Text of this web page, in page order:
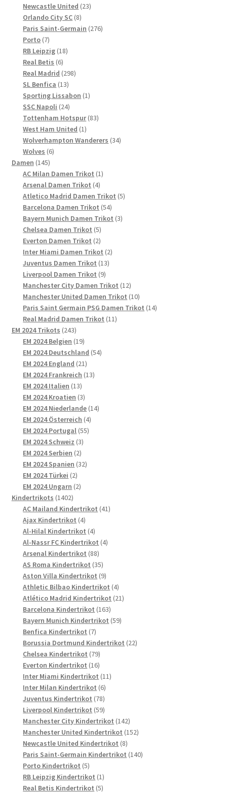
Newcastle United 2323
Orlando City SC 88
Produkte
Paris Saint-Germain 276276
Porto 77
Produkte
RB Leipzig 1818
Real Betis 66
Produkte
Real Madrid 298298
SL Benfica 1313
Produkte
Sporting Lissabon 11
SSC Napoli 2424
Produkte
Tottenham Hotspur 8383
West Ham United 11
Produkt
Wolverhampton Wanderers 3434
Wolves 66
Damen 145145
Produkte
AC Milan Damen Trikot 11
Arsenal Damen Trikot 44
Produkte
Atletico Madrid Damen Trikot 55
Barcelona Damen Trikot 5454
Produkte
Bayern Munich Damen Trikot 33
Chelsea Damen Trikot 55
Produkte
Everton Damen Trikot 22
Produkte
Inter Miami Damen Trikot 22
Juventus Damen Trikot 1313
Liverpool Damen Trikot 99
Produkte
Manchester City Damen Trikot 1212
Produkte
Manchester United Damen Trikot 1010
Produkte
Paris Saint Germain PSG Damen Trikot 1414
Real Madrid Damen Trikot 1111
EM 2024 Trikots 243243
Produkte
EM 2024 Belgien 1919
Produkte
EM 2024 Deutschland 5454
EM 2024 England 2121
Produkte
EM 2024 Frankreich 1313
EM 2024 Italien 1313
Produkte
EM 2024 Kroatien 33
Produkte
EM 2024 Niederlande 1414
EM 2024 Österreich 44
EM 2024 Portugal 5555
EM 2024 Schweiz 33
EM 2024 Serbien 22
Produkte
EM 2024 Spanien 3232
EM 2024 Türkei 22
Produkte
EM 2024 Ungarn 22
Kindertrikots 14021402
Produkte
AC Mailand Kindertrikot 4141
Ajax Kindertrikot 44
Produkte
Al-Hilal Kindertrikot 44
Produkte
Al-Nassr FC Kindertrikot 44
Arsenal Kindertrikot 8888
Produkte
AS Roma Kindertrikot 3535
Produkte
Aston Villa Kindertrikot 99
Produkte
Athletic Bilbao Kindertrikot 44
Produkte
Atlético Madrid Kindertrikot 2121
Barcelona Kindertrikot 163163
Produkte
Bayern Munich Kindertrikot 5959
Benfica Kindertrikot 77
Produkte
Borussia Dortmund Kindertrikot 2222
Chelsea Kindertrikot 7979
Produkte
Everton Kindertrikot 1616
Produkte
Inter Miami Kindertrikot 1111
Inter Milan Kindertrikot 66
Produkte
Juventus Kindertrikot 7878
Produkte
Liverpool Kindertrikot 5959
Produkte
Manchester City Kindertrikot 142142
Produkte
Manchester United Kindertrikot 152152
Newcastle United Kindertrikot 88
Produkte
Paris Saint-Germain Kindertrikot 140140
Porto Kindertrikot 55
Produkte
RB Leipzig Kindertrikot 11
Produkt
Real Betis Kindertrikot 55